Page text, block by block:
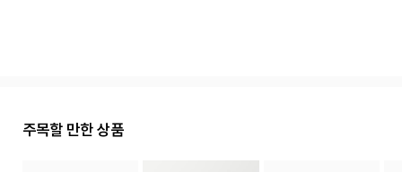
주목할 만한 상품